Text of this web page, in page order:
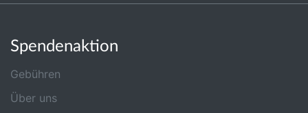
Spendenaktion
Gebühren
Über uns